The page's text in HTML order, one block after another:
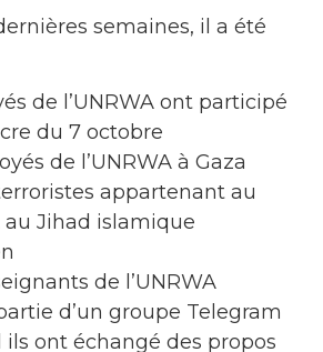
semaines, il a été
de l’UNRWA ont participé
du 7 octobre
de l’UNRWA à Gaza
appartenant au
au Jihad islamique
de l’UNRWA
d’un groupe Telegram
ils ont échangé des propos